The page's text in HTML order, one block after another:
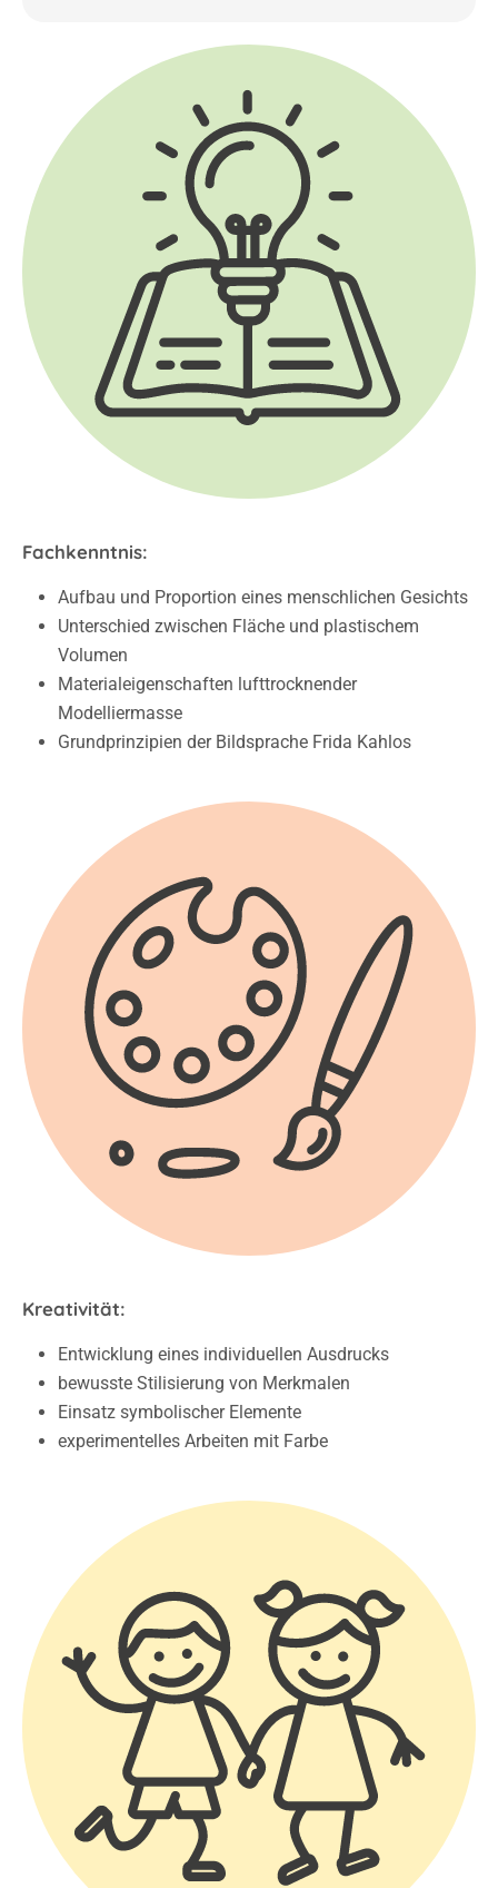
Fachkenntnis:
Aufbau und Proportion eines menschlichen Gesichts
Unterschied zwischen Fläche und plastischem
Volumen
Materialeigenschaften lufttrocknender
Modelliermasse
Grundprinzipien der Bildsprache Frida Kahlos
Kreativität:
Entwicklung eines individuellen Ausdrucks
bewusste Stilisierung von Merkmalen
Einsatz symbolischer Elemente
experimentelles Arbeiten mit Farbe